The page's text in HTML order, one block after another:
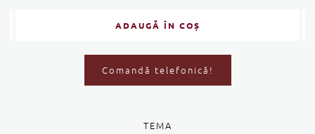
ADAUGĂ ÎN COȘ
Comandă telefonică!
TEMA